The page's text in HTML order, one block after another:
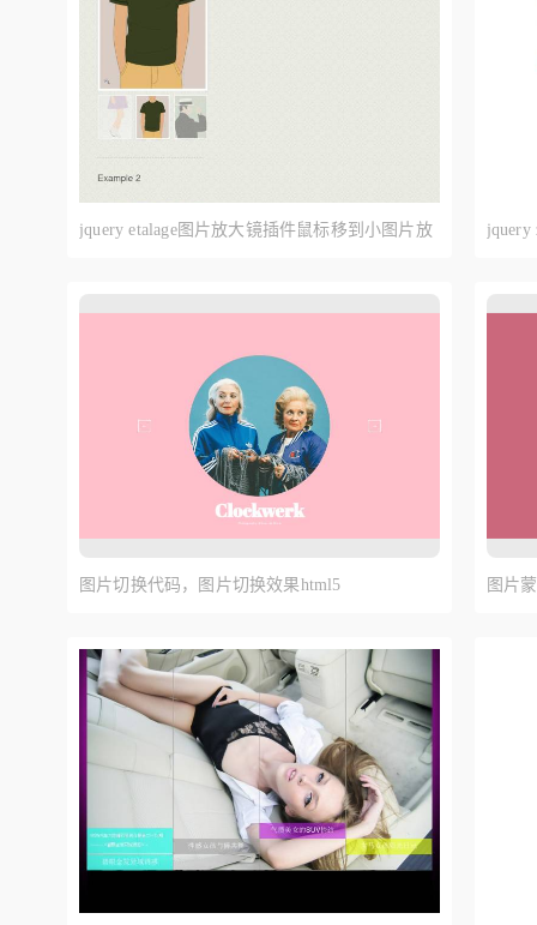
jquery etalage图片放大镜插件鼠标移到小图片放 jquery
图片切换代码，图片切换效果html5 图片